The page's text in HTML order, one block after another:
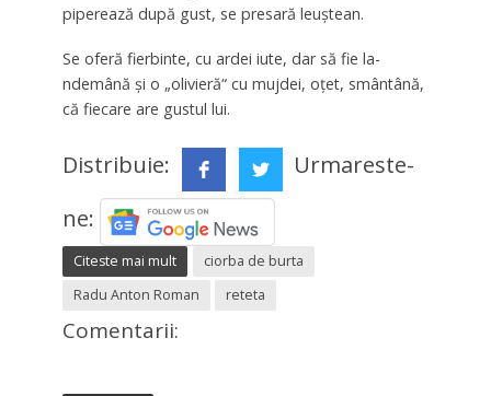
piperează după gust, se presară leuştean.
Se oferă fierbinte, cu ardei iute, dar să fie la-
ndemână şi o „olivieră“ cu mujdei, oţet, smântână,
că fiecare are gustul lui.
Distribuie:
Urmareste-
ne:
Citeste mai mult
ciorba de burta
Radu Anton Roman
reteta
Comentarii: